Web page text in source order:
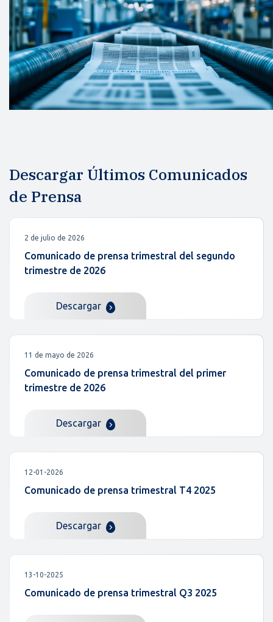
Descargar Últimos Comunicados
de Prensa
2 de julio de 2026
Comunicado de prensa trimestral del segundo
trimestre de 2026
Descargar
11 de mayo de 2026
Comunicado de prensa trimestral del primer
trimestre de 2026
Descargar
12-01-2026
Comunicado de prensa trimestral T4 2025
Descargar
13-10-2025
Comunicado de prensa trimestral Q3 2025